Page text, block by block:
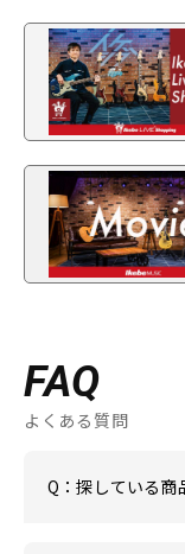
FAQ
よくある質問
Q：探している商